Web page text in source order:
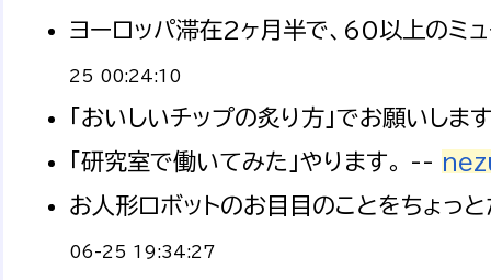
ヨーロッパ滞在2ヶ月半で、60以上のミ
25 00:24:10
「おいしいチップの炙り方」でお願いしま
「研究室で働いてみた」やります。 --
お人形ロボットのお目目のことをちょっ
06-25 19:34:27